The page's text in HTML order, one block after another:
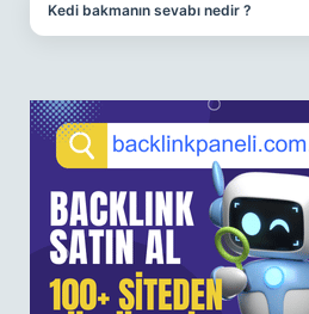
Kedi bakmanın sevabı nedir ?